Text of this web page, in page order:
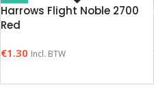
Harrows Flight Noble 2700
Red
€1.30 Incl. BTW